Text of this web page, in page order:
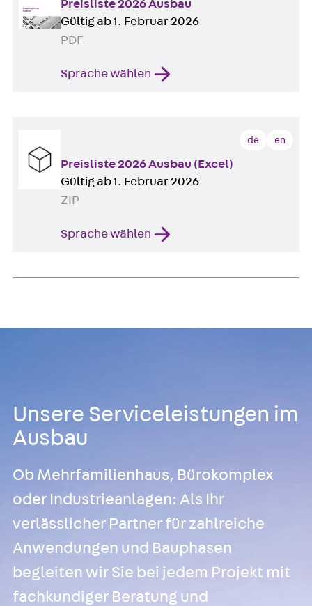
Preisliste 2026 Ausbau
Gültig ab 1. Februar 2026
PDF
Sprache wählen
de en
Preisliste 2026 Ausbau (Excel)
Gültig ab 1. Februar 2026
ZIP
Sprache wählen
Unsere Serviceleistungen im
Ausbau
Ob Mehrfamilienhaus, Bürokomplex
oder Industrieanlagen: Als Ihr
verlässlicher Partner für zahlreiche
Anwendungen und Bauphasen
begleiten wir Sie bei jedem Projekt mit
fachkundiger Beratung und